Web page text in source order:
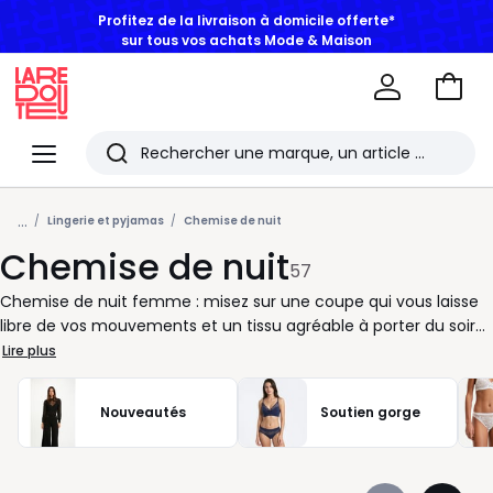
BONS PLANS | Jusqu'à -50% dès 2 articles*
Menu
Redoute
Rechercher
Les
derniers
articles
consultés
Aller
... Lingerie et pyjamas Chemise de nuit
Chemise de nuit57
Chemise de nuit femme : misez sur une coupe qui vous laisse
libre de vos mouvements et un tissu agréable à porter du soir
au matin. Courte, midi ou longue, à bretelles, manches courtes
ou manches longues, elle s’adapte à la saison comme à vos
habitudes. Pour les nuits d’été, nous vous conseillons des
matières légères et des formes fluides. Quand les
températures baissent, place aux modèles plus couvrants,
Lire plus
Nouveautés Soutien gorge